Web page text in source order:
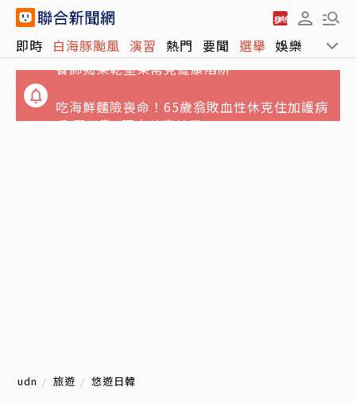
即時 白海豚颱風 演習 熱門 要聞 選舉 娛樂 運動
養師揭果乾堅果常見健康陷阱
房 醫示警5隔夜菜直接丟
udn 旅遊 悠遊日韓